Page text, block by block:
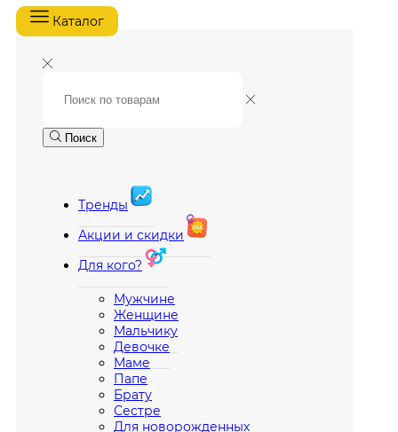
Каталог
Поиск
Тренды
Акции и скидки
Для кого?
Мужчине
Женщине
Мальчику
Девочке
Маме
Папе
Брату
Сестре
Для новорожденных